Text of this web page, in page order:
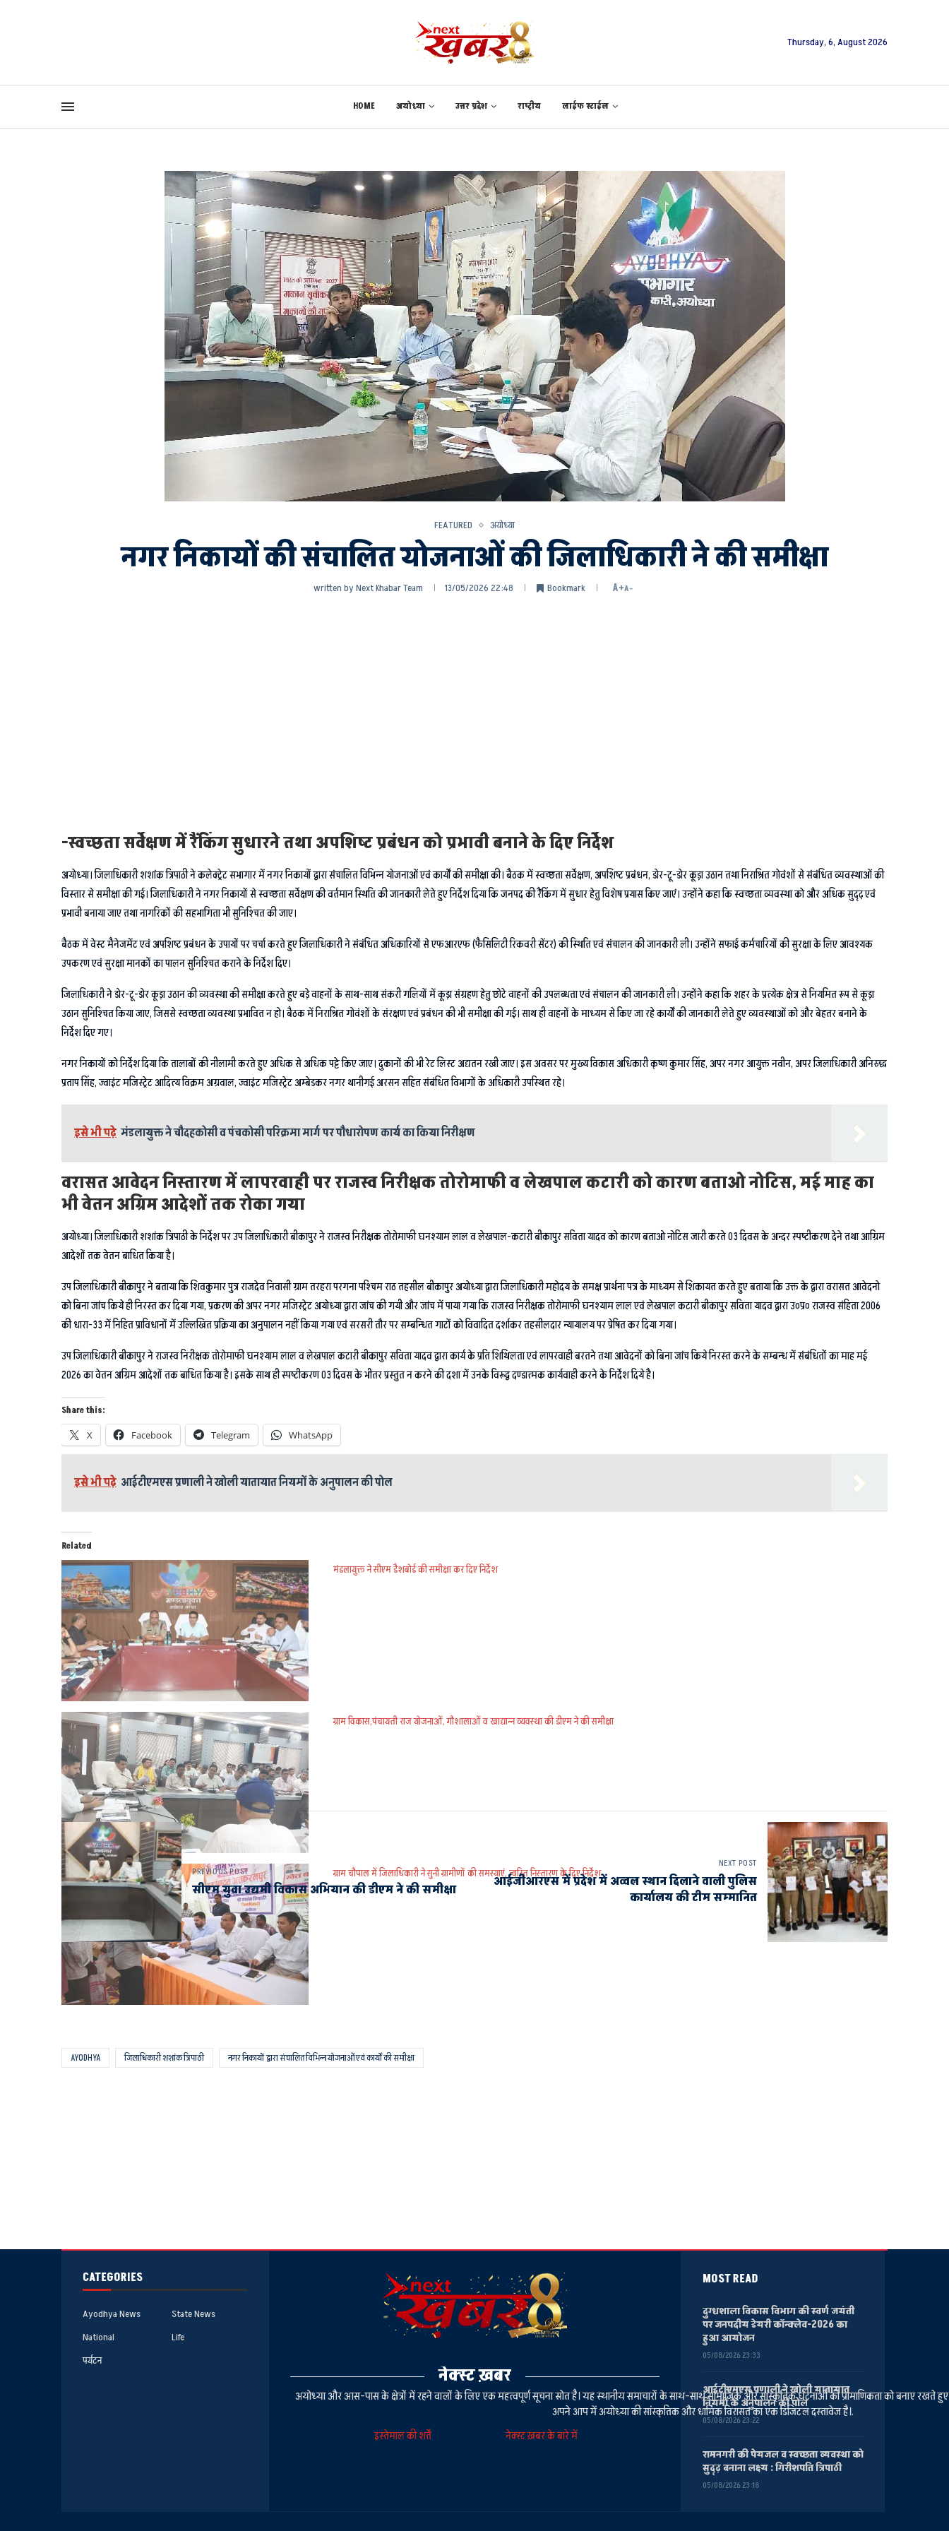
Thursday, 6, August 2026
HOME अयोध्या उत्तर प्रदेश राष्ट्रीय लाईफ स्टाईल
FEATURED अयोध्या
नगर निकायों की संचालित योजनाओं की जिलाधिकारी ने की समीक्षा
written byNext Khabar Team 13/05/2026 22:48 Bookmark A+A-
-स्वच्छता सर्वेक्षण में रैंकिंग सुधारने तथा अपशिष्ट प्रबंधन को प्रभावी बनाने के दिए निर्देश
अयोध्या। जिलाधिकारी शशांक त्रिपाठी ने कलेक्ट्रेट सभागार में नगर निकायों द्वारा संचालित विभिन्न योजनाओं एवं कार्यों की समीक्षा की। बैठक में स्वच्छता सर्वेक्षण, अपशिष्ट प्रबंधन, डोर-टू-डोर कूड़ा उठान तथा निराश्रित गोवंशों से संबंधित व्यवस्थाओं की
विस्तार से समीक्षा की गई। जिलाधिकारी ने नगर निकायों से स्वच्छता सर्वेक्षण की वर्तमान स्थिति की जानकारी लेते हुए निर्देश दिया कि जनपद की रैंकिंग में सुधार हेतु विशेष प्रयास किए जाएं। उन्होंने कहा कि स्वच्छता व्यवस्था को और अधिक सुदृढ़ एवं
प्रभावी बनाया जाए तथा नागरिकों की सहभागिता भी सुनिश्चित की जाए।
बैठक में वेस्ट मैनेजमेंट एवं अपशिष्ट प्रबंधन के उपायों पर चर्चा करते हुए जिलाधिकारी ने संबंधित अधिकारियों से एफआरएफ (फैसिलिटी रिकवरी सेंटर) की स्थिति एवं संचालन की जानकारी ली। उन्होंने सफाई कर्मचारियों की सुरक्षा के लिए आवश्यक
उपकरण एवं सुरक्षा मानकों का पालन सुनिश्चित कराने के निर्देश दिए।
जिलाधिकारी ने डोर-टू-डोर कूड़ा उठान की व्यवस्था की समीक्षा करते हुए बड़े वाहनों के साथ-साथ संकरी गलियों में कूड़ा संग्रहण हेतु छोटे वाहनों की उपलब्धता एवं संचालन की जानकारी ली। उन्होंने कहा कि शहर के प्रत्येक क्षेत्र से नियमित रूप से कूड़ा
उठान सुनिश्चित किया जाए, जिससे स्वच्छता व्यवस्था प्रभावित न हो। बैठक में निराश्रित गोवंशों के संरक्षण एवं प्रबंधन की भी समीक्षा की गई। साथ ही वाहनों के माध्यम से किए जा रहे कार्यों की जानकारी लेते हुए व्यवस्थाओं को और बेहतर बनाने के
निर्देश दिए गए।
नगर निकायों को निर्देश दिया कि तालाबों की नीलामी करते हुए अधिक से अधिक पट्टे किए जाए। दुकानों की भी रेट लिस्ट अद्यतन रखी जाए। इस अवसर पर मुख्य विकास अधिकारी कृष्ण कुमार सिंह, अपर नगर आयुक्त नवीन, अपर जिलाधिकारी अनिरुद्ध
प्रताप सिंह, ज्वाइंट मजिस्ट्रेट आदित्य विक्रम अग्रवाल, ज्वाइंट मजिस्ट्रेट अम्बेडकर नगर थानीगई अरसन सहित संबंधित विभागों के अधिकारी उपस्थित रहे।
इसे भी पढ़े मंडलायुक्त ने चौदहकोसी व पंचकोसी परिक्रमा मार्ग पर पौधारोपण कार्य का किया निरीक्षण
वरासत आवेदन निस्तारण में लापरवाही पर राजस्व निरीक्षक तोरोमाफी व लेखपाल कटारी को कारण बताओ नोटिस, मई माह का
भी वेतन अग्रिम आदेशों तक रोका गया
अयोध्या। जिलाधिकारी शशांक त्रिपाठी के निर्देश पर उप जिलाधिकारी बीकापुर ने राजस्व निरीक्षक तोरोमाफी घनश्याम लाल व लेखपाल-कटारी बीकापुर सविता यादव को कारण बताओ नोटिस जारी करते 03 दिवस के अन्दर स्पष्टीकरण देने तथा आग्रिम
आदेशों तक वेतन बाधित किया है।
उप जिलाधिकारी बीकापुर ने बताया कि शिवकुमार पुत्र राजदेव निवासी ग्राम तरहरा परगना पश्चिम राठ तहसील बीकापुर अयोध्या द्वारा जिलाधिकारी महोदय के समक्ष प्रार्थना पत्र के माध्यम से शिकायत करते हुए बताया कि उक्त के द्वारा वरासत आवेदनो
को बिना जांच किये ही निरस्त कर दिया गया, प्रकरण की अपर नगर मजिस्ट्रेट अयोध्या द्वारा जांच की गयी और जांच में पाया गया कि राजस्व निरीक्षक तोरोमाफी घनश्याम लाल एवं लेखपाल कटारी बीकापुर सविता यादव द्वारा उ०प्र० राजस्व संहिता 2006
की धारा-33 में निहित प्राविधानों में उल्लिखित प्रक्रिया का अनुपालन नहीं किया गया एवं सरसरी तौर पर सम्बन्धित गाटों को विवादित दर्शाकर तहसीलदार न्यायालय पर प्रेषित कर दिया गया।
उप जिलाधिकारी बीकापुर ने राजस्व निरीक्षक तोरोमाफी घनश्याम लाल व लेखपाल कटारी बीकापुर सविता यादव द्वारा कार्य के प्रति शिथिलता एवं लापरवाही बरतने तथा आवेदनों को बिना जांच किये निरस्त करने के सम्बन्ध में संबंधितों का माह मई
2026 का वेतन अग्रिम आदेशों तक बाधित किया है। इसके साथ ही स्पष्टीकरण 03 दिवस के भीतर प्रस्तुत न करने की दशा में उनके विरूद्व दण्डात्मक कार्यवाही करने के निर्देश दिये है।
Share this:
X Facebook Telegram WhatsApp
इसे भी पढ़े आईटीएमएस प्रणाली ने खोली यातायात नियमों के अनुपालन की पोल
Related
मंडलायुक्त ने सीएम डैशबोर्ड की समीक्षा कर दिए निर्देश
ग्राम विकास,पंचायती राज योजनाओं, गौशालाओं व खाद्यान्न व्यवस्था की डीएम ने की समीक्षा
ग्राम चौपाल में जिलाधिकारी ने सुनी ग्रामीणों की समस्याएं, त्वरित निस्तारण के दिए निर्देश
AYODHYA जिलाधिकारी शशांक त्रिपाठी नगर निकायों द्वारा संचालित विभिन्न योजनाओं एवं कार्यों की समीक्षा
PREVIOUS POST
सीएम युवा उद्यमी विकास अभियान की डीएम ने की समीक्षा
NEXT POST
आईजीआरएस में प्रदेश में अव्वल स्थान दिलाने वाली पुलिस
कार्यालय की टीम सम्मानित
CATEGORIES
Ayodhya News
State News
National
Life
पर्यटन
नेक्स्ट ख़बर
अयोध्या और आस-पास के क्षेत्रों में रहने वालों के लिए एक महत्वपूर्ण सूचना स्रोत है। यह स्थानीय समाचारों के साथ-साथ सामाजिक और सांस्कृतिक घटनाओं की प्रामाणिकता को बनाए रखते हुए
अपने आप में अयोध्या की सांस्कृतिक और धार्मिक विरासत का एक डिजिटल दस्तावेज है।.
इस्तेमाल की शर्तें नेक्स्ट ख़बर के बारे में
MOST READ
दुग्धशाला विकास विभाग की स्वर्ण जयंती
पर जनपदीय डेयरी कॉन्क्लेव-2026 का
हुआ आयोजन
05/08/2026 23:33
आईटीएमएस प्रणाली ने खोली यातायात
नियमों के अनुपालन की पोल
05/08/2026 23:22
रामनगरी की पेयजल व स्वच्छता व्यवस्था को
सुदृढ़ बनाना लक्ष्य : गिरीशपति त्रिपाठी
05/08/2026 23:18